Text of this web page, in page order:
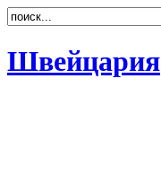
Швейцария